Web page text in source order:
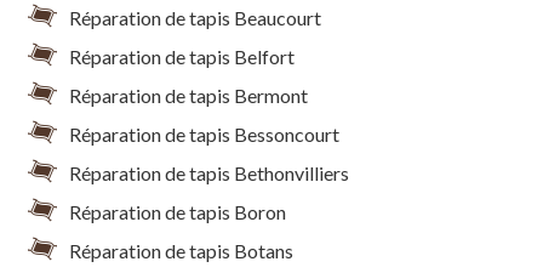
Réparation de tapis Beaucourt
Réparation de tapis Belfort
Réparation de tapis Bermont
Réparation de tapis Bessoncourt
Réparation de tapis Bethonvilliers
Réparation de tapis Boron
Réparation de tapis Botans